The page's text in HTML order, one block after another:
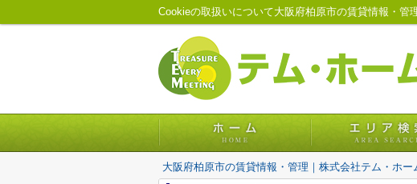
Cookieの取扱いについて大阪府柏原市の賃貸情報・管
大阪府柏原市の賃貸情報・管理｜株式会社テム・ホー